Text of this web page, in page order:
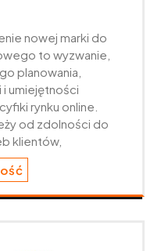
nowej marki do
to wyzwanie,
planowania,
umiejętności
rynku online.
od zdolności do
klientów,